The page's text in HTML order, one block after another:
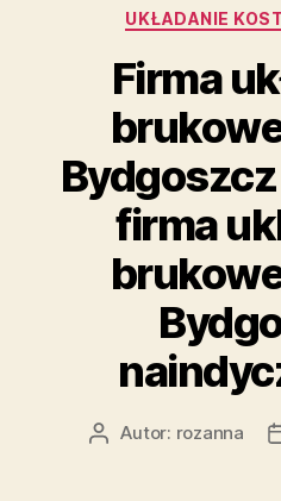
UKŁADANIE
Firma
firma
AutorAutor: rozanna